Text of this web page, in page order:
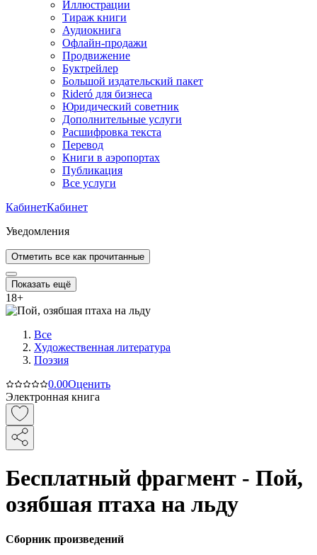
Иллюстрации
Тираж книги
Аудиокнига
Офлайн-продажи
Продвижение
Буктрейлер
Большой издательский пакет
Rideró для бизнеса
Юридический советник
Дополнительные услуги
Расшифровка текста
Перевод
Книги в аэропортах
Публикация
Все услуги
КабинетКабинет
Уведомления
Отметить все как прочитанные
Показать ещё
18+
Все
Художественная литература
Поэзия
0.00Оценить
Электронная книга
Бесплатный фрагмент - Пой,
озябшая птаха на льду
Сборник произведений